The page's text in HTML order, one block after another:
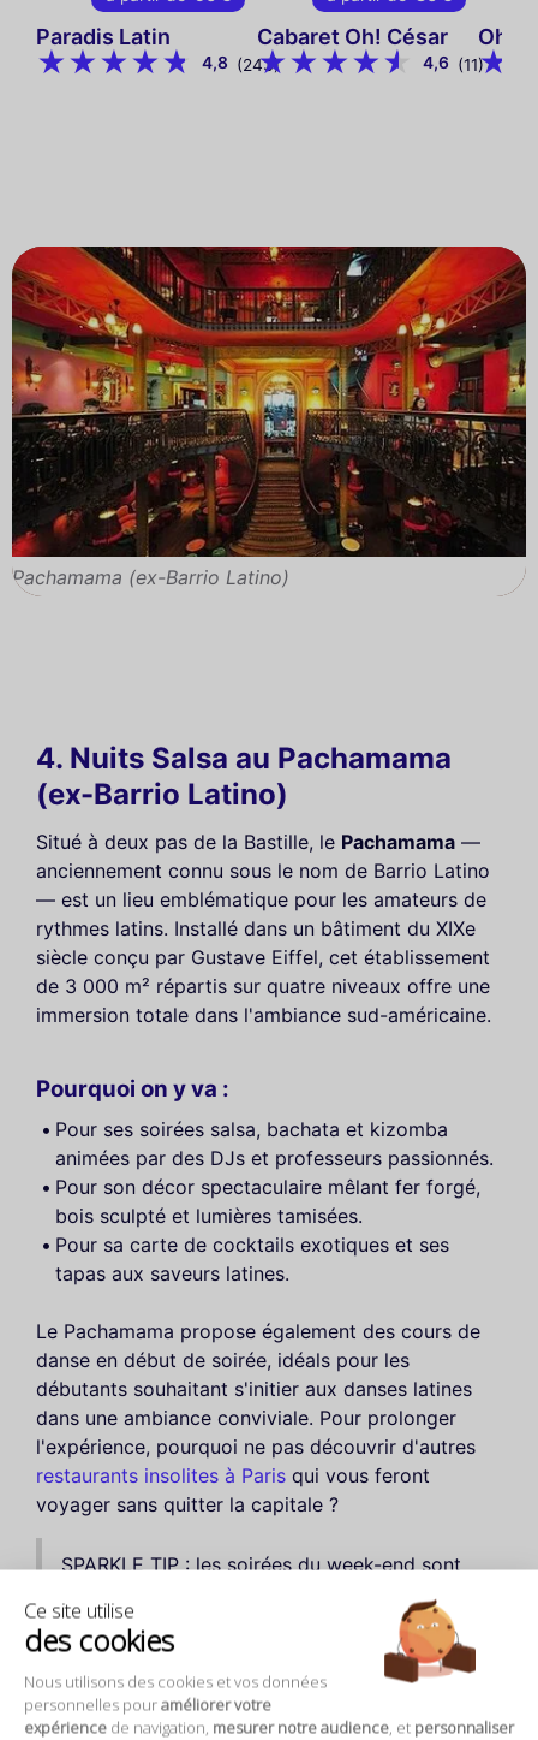
Ce site utilise
des cookies
Nous utilisons des cookies et vos données
personnelles pouraméliorer votre
expérience de navigation, mesurer notre audience, et personnaliser
Paradis Latin
4,8 (243)
Cabaret Oh! César
4,6 (11)
Oh!
Pachamama (ex-Barrio Latino)
4. Nuits Salsa au Pachamama
(ex-Barrio Latino)
Situé à deux pas de la Bastille, le Pachamama —
anciennement connu sous le nom de Barrio Latino
— est un lieu emblématique pour les amateurs de
rythmes latins. Installé dans un bâtiment du XIXe
siècle conçu par Gustave Eiffel, cet établissement
de 3 000 m² répartis sur quatre niveaux offre une
immersion totale dans l'ambiance sud-américaine.
Pourquoi on y va :
Pour ses soirées salsa, bachata et kizomba
animées par des DJs et professeurs passionnés.
Pour son décor spectaculaire mêlant fer forgé,
bois sculpté et lumières tamisées.
Pour sa carte de cocktails exotiques et ses
tapas aux saveurs latines.
Le Pachamama propose également des cours de
danse en début de soirée, idéals pour les
débutants souhaitant s'initier aux danses latines
dans une ambiance conviviale. Pour prolonger
l'expérience, pourquoi ne pas découvrir d'autres
restaurants insolites à Paris qui vous feront
voyager sans quitter la capitale ?
SPARKLE TIP : les soirées du week-end sont
très prisées — pensez à réserver ou à arriver
tôt pour profiter pleinement de la piste de
danse.